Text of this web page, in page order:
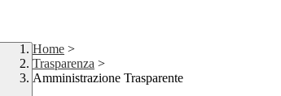
Home >
Trasparenza >
Amministrazione Trasparente